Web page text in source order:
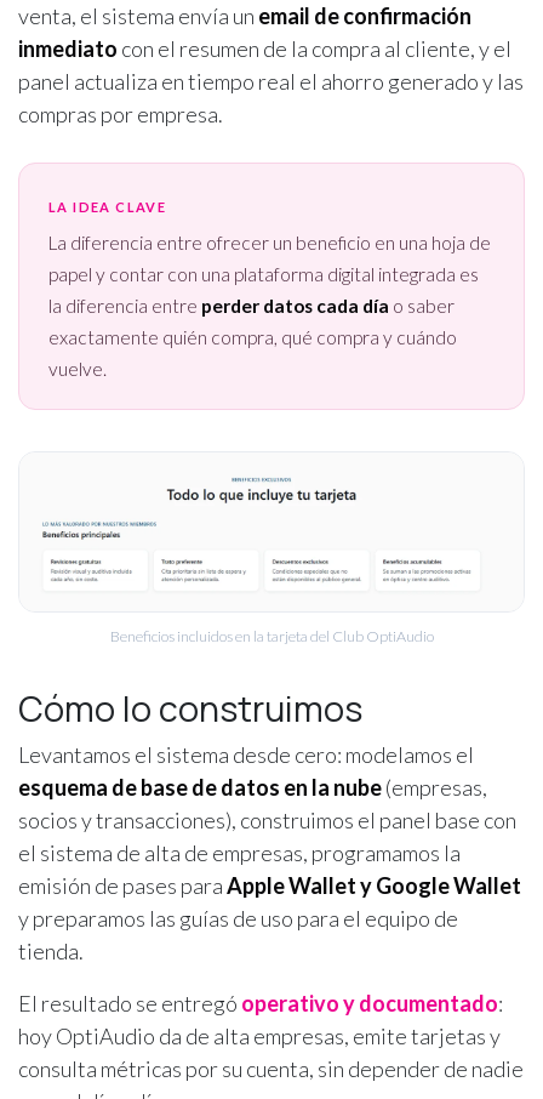
venta, el sistema envía un email de confirmación
inmediato con el resumen de la compra al cliente, y el
panel actualiza en tiempo real el ahorro generado y las
compras por empresa.
LA IDEA CLAVE
La diferencia entre ofrecer un beneficio en una hoja de
papel y contar con una plataforma digital integrada es
la diferencia entre perder datos cada día o saber
exactamente quién compra, qué compra y cuándo
vuelve.
Beneficios incluidos en la tarjeta del Club OptiAudio
Cómo lo construimos
Levantamos el sistema desde cero: modelamos el
esquema de base de datos en la nube(empresas,
socios y transacciones), construimos el panel base con
el sistema de alta de empresas, programamos la
emisión de pases paraApple Wallet y Google Wallet
y preparamos las guías de uso para el equipo de
tienda.
El resultado se entregó operativo y documentado:
hoy OptiAudio da de alta empresas, emite tarjetas y
consulta métricas por su cuenta, sin depender de nadie